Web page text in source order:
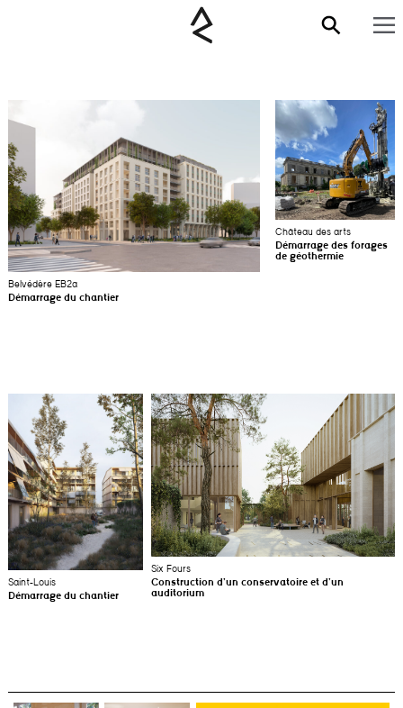
Belvédère EB2a
Démarrage du chantier
Château des arts
Démarrage des forages
de géothermie
Saint-Louis
Démarrage du chantier
Six Fours
Construction d’un conservatoire et d’un
auditorium